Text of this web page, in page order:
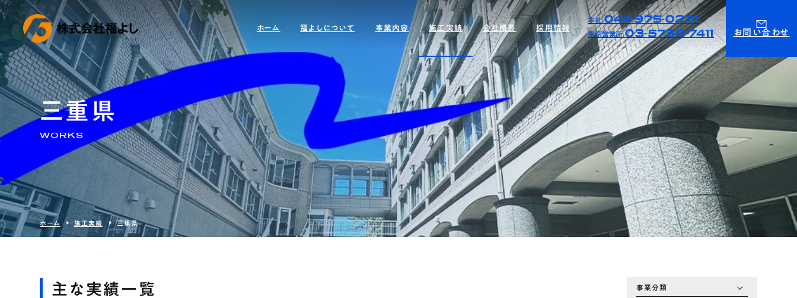
ホーム 福よしについて 事業内容
プラント塗装・防食工事
改修工事(公共事業)
施工実績 会社概要
サスティナビリティ
採用情報
本社.044-975-0221
東京営業所.03-5738-7411 お問い合わせ
三重県
WORKS
ホーム 施工実績 三重県
主な実績一覧 事業分類